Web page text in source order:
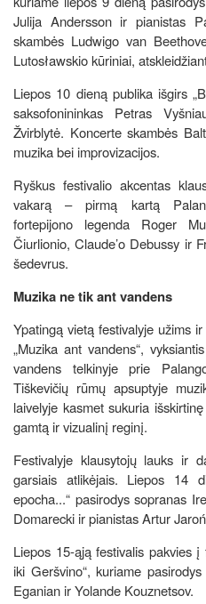
Julija Andersson ir pianistas
skambės Ludwigo van
Lutosławskio kūriniai,
Liepos 10 dieną publika išgirs
saksofonininkas Petras
Žvirblytė. Koncerte skambės
muzika bei improvizacijos.
Ryškus festivalio akcentas
vakarą – pirmą kartą
fortepijono legenda Roger
Čiurlionio, Claude’o Debussy ir
šedevrus.
Muzika ne tik ant vandens
Ypatingą vietą festivalyje užims
„Muzika ant vandens“,
vandens telkinyje prie
Tiškevičių rūmų apsuptyje
laivelyje kasmet sukuria
gamtą ir vizualinį reginį.
Festivalyje klausytojų lauks ir
garsiais atlikėjais. Liepos 14
epocha...“ pasirodys sopranas
Domarecki ir pianistas Artur
Liepos 15-ąją festivalis pakvies
iki Geršvino“, kuriame
Eganian ir Yolande Kouznetsov.